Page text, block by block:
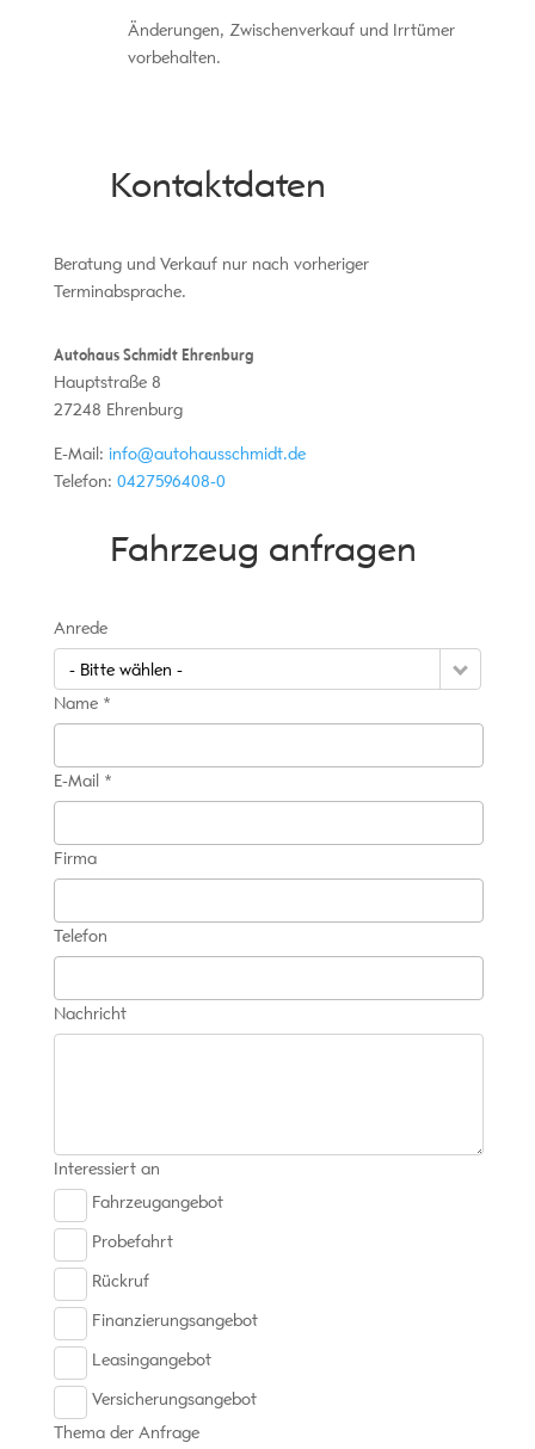
Änderungen, Zwischenverkauf und Irrtümer
vorbehalten.
Kontaktdaten
Beratung und Verkauf nur nach vorheriger
Terminabsprache.
Autohaus Schmidt Ehrenburg
Hauptstraße 8
27248 Ehrenburg
E-Mail: info@autohausschmidt.de
Telefon: 0427596408-0
Fahrzeug anfragen
Anrede
- Bitte wählen -
Name *
E-Mail *
Firma
Telefon
Nachricht
Interessiert an
Fahrzeugangebot
Probefahrt
Rückruf
Finanzierungsangebot
Leasingangebot
Versicherungsangebot
Thema der Anfrage